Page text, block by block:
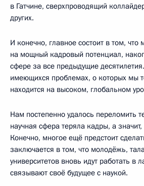
в Гатчине, сверхпроводящий
других.
И конечно, главное состоит в том,
на мощный кадровый потенциал,
сфере за все предыдущие
имеющихся проблемах, о которых мы
находится на высоком, глобальном
Нам постепенно удалось переломить
научная сфера теряла кадры, а
Конечно, многое ещё предстоит
заключается в том, что молодёжь,
университетов вновь идут работать в
связывают своё будущее с наукой.